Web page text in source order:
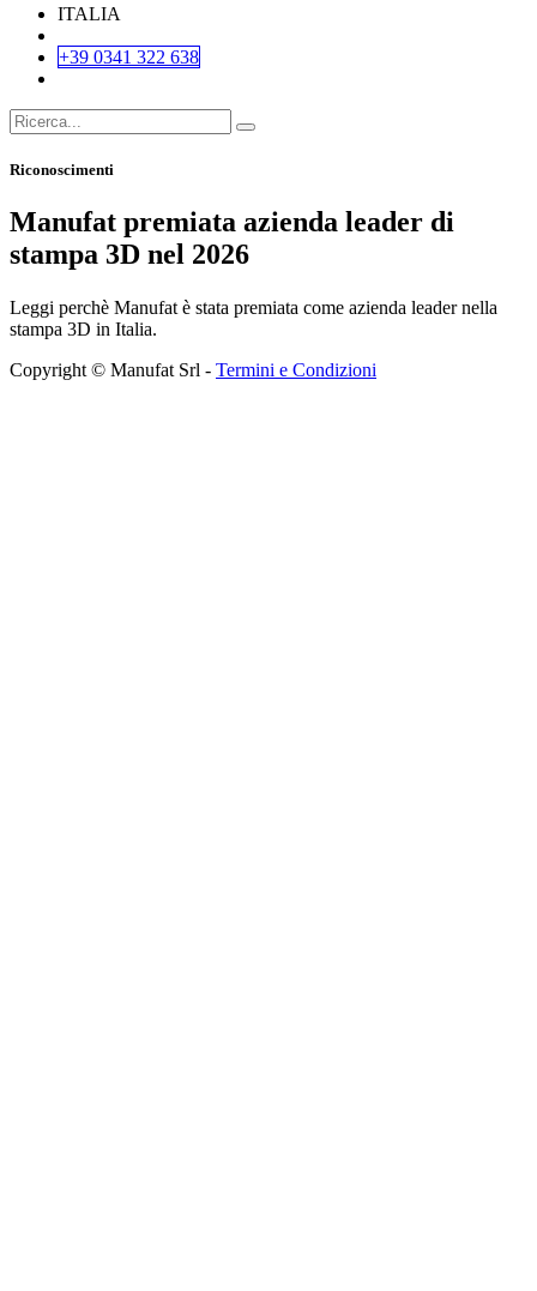
ITALIA
+39 0341 322 638
Riconoscimenti
Manufat premiata azienda leader di
stampa 3D nel 2026
Leggi perchè Manufat è stata premiata come azienda leader nella
stampa 3D in Italia.
Copyright © Manufat Srl - Termini e Condizioni